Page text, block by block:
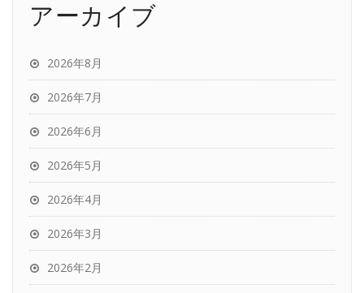
アーカイブ
2026年8月
2026年7月
2026年6月
2026年5月
2026年4月
2026年3月
2026年2月